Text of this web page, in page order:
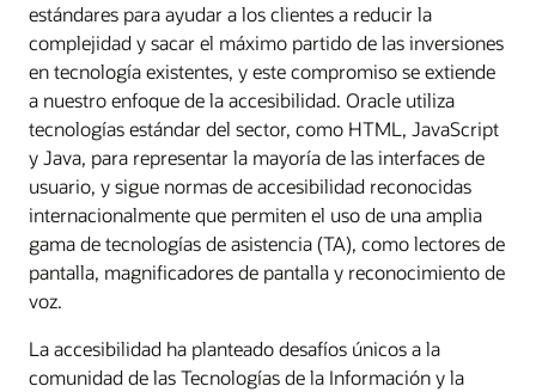
estándares para ayudar a los clientes a reducir la
complejidad y sacar el máximo partido de las inversiones
en tecnología existentes, y este compromiso se extiende
a nuestro enfoque de la accesibilidad. Oracle utiliza
tecnologías estándar del sector, como HTML, JavaScript
y Java, para representar la mayoría de las interfaces de
usuario, y sigue normas de accesibilidad reconocidas
internacionalmente que permiten el uso de una amplia
gama de tecnologías de asistencia (TA), como lectores de
pantalla, magnificadores de pantalla y reconocimiento de
voz.
La accesibilidad ha planteado desafíos únicos a la
comunidad de las Tecnologías de la Información y la